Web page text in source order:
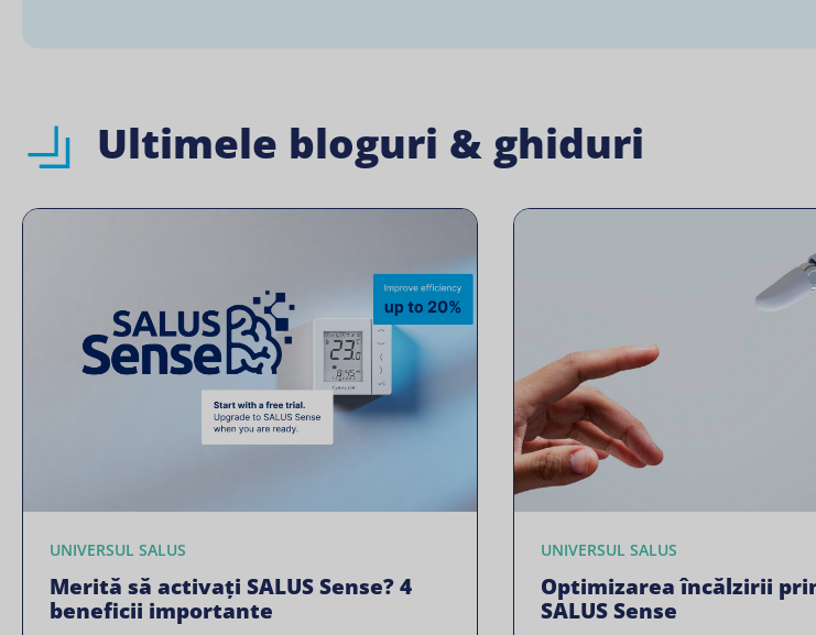
Ultimele bloguri & ghiduri
UNIVERSUL SALUS
Merită să activați SALUS Sense? 4
beneficii importante
UNIVERSUL SALUS
Optimizarea încălzirii
SALUS Sense